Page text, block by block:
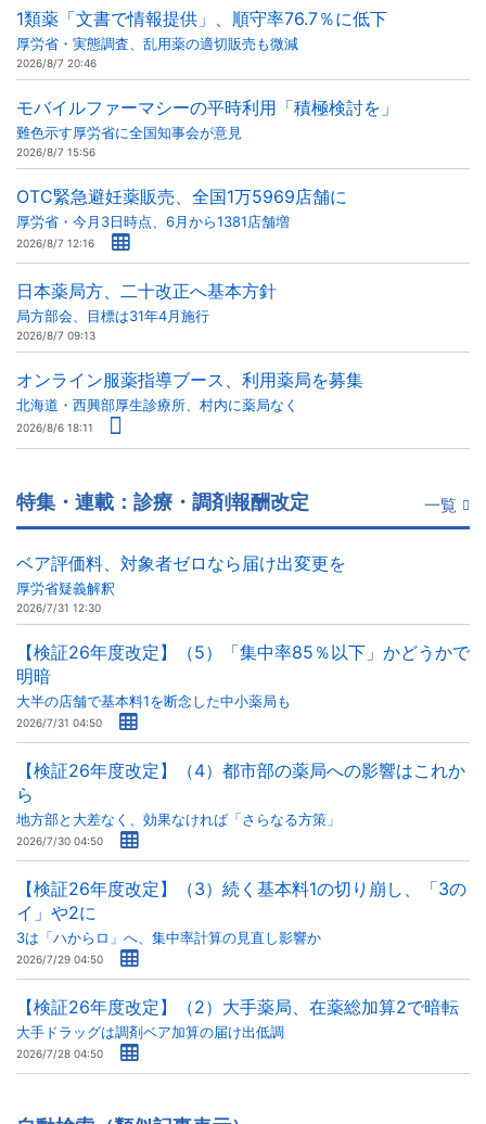
1類薬「文書で情報提供」、順守率76.7％に低下
厚労省・実態調査、乱用薬の適切販売も微減
2026/8/7 20:46
モバイルファーマシーの平時利用「積極検討を」
難色示す厚労省に全国知事会が意見
2026/8/7 15:56
OTC緊急避妊薬販売、全国1万5969店舗に
厚労省・今月3日時点、6月から1381店舗増
2026/8/7 12:16
日本薬局方、二十改正へ基本方針
局方部会、目標は31年4月施行
2026/8/7 09:13
オンライン服薬指導ブース、利用薬局を募集
北海道・西興部厚生診療所、村内に薬局なく
2026/8/6 18:11
特集・連載：診療・調剤報酬改定 一覧
ベア評価料、対象者ゼロなら届け出変更を
厚労省疑義解釈
2026/7/31 12:30
【検証26年度改定】（5）「集中率85％以下」かどうかで
明暗
大半の店舗で基本料1を断念した中小薬局も
2026/7/31 04:50
【検証26年度改定】（4）都市部の薬局への影響はこれか
ら
地方部と大差なく、効果なければ「さらなる方策」
2026/7/30 04:50
【検証26年度改定】（3）続く基本料1の切り崩し、「3の
イ」や2に
3は「ハからロ」へ、集中率計算の見直し影響か
2026/7/29 04:50
【検証26年度改定】（2）大手薬局、在薬総加算2で暗転
大手ドラッグは調剤ベア加算の届け出低調
2026/7/28 04:50